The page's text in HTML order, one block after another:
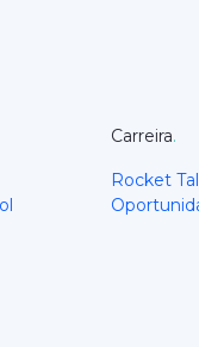
Carreira.
Rocket